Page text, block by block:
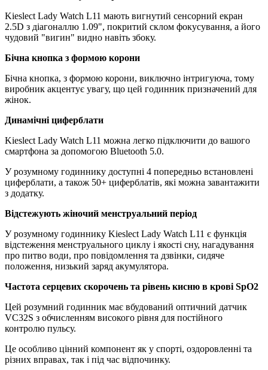
Kieslect Lady Watch L11 мають вигнутий сенсорний екран
2.5D з діагоналлю 1.09", покритий склом фокусування, а його
чудовий "вигин" видно навіть збоку.
Бічна кнопка з формою корони
Бічна кнопка, з формою корони, виключно інтригуюча, тому
виробник акцентує увагу, що цей годинник призначений для
жінок.
Динамічні циферблати
Kieslect Lady Watch L11 можна легко підключити до вашого
смартфона за допомогою Bluetooth 5.0.
У розумному годиннику доступні 4 попередньо встановлені
циферблати, а також 50+ циферблатів, які можна завантажити
з додатку.
Відстежують жіночий менструальний період
У розумному годиннику Kieslect Lady Watch L11 є функція
відстеження менструального циклу і якості сну, нагадування
про питво води, про повідомлення та дзвінки, сидяче
положення, низький заряд акумулятора.
Частота серцевих скорочень та рівень кисню в крові SpO2
Цей розумний годинник має вбудований оптичний датчик
VC32S з обчисленням високого рівня для постійного
контролю пульсу.
Це особливо цінний компонент як у спорті, оздоровленні та
різних вправах, так і під час відпочинку.